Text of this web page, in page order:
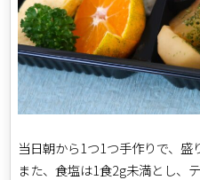
当日朝から1つ1つ手作りで、盛
また、食塩は1食2g未満とし、